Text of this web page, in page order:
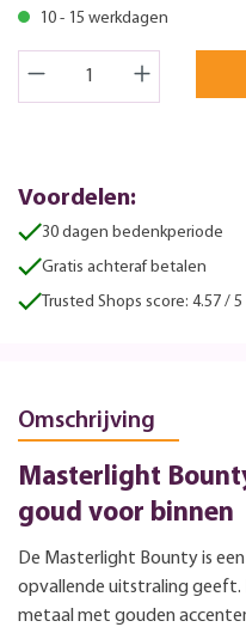
10 - 15 werkdagen
Voordelen:
30 dagen bedenkperiode
Gratis achteraf betalen
Trusted Shops score: 4.57 / 5
Omschrijving
Masterlight
goud voor binnen
De Masterlight Bounty is
opvallende uitstraling
metaal met gouden